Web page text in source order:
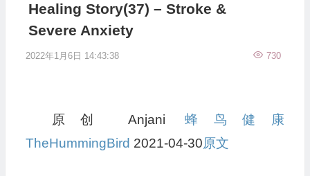
Healing Story(37) – Stroke &
Severe Anxiety
2022年1月6日 14:43:38 730
原创 Anjani蜂鸟健康
TheHummingBird 2021-04-30原文